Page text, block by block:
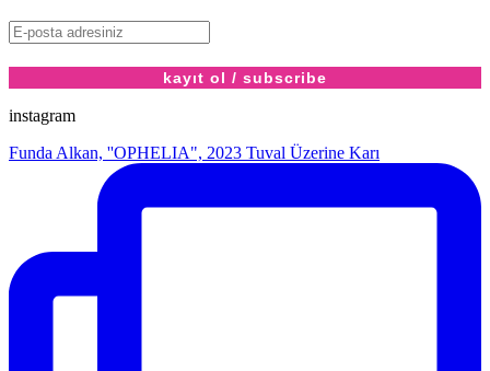
instagram
Funda Alkan, ''OPHELIA", 2023 Tuval Üzerine Karı